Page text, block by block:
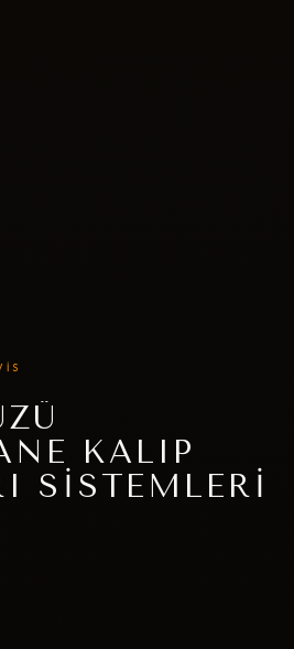
KALIP
SISTEMLERI